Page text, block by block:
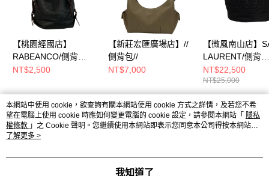
【桃園經國店】
RABEANCO/側背
包//MY15
NT$2,500
【新莊宏匯廣場店】//
側背包//
NT$7,000
【微風南山店】
LAURENT/側背
包//
NT$22,500
NT$25,000
熱門標籤
本網站中使用 cookie，欲查詢有關本網站使用 cookie 方式之詳情，及若您不希
望在電腦上使用 cookie 時應如何變更電腦的 cookie 設定，請參閱本網站「 隱私
權條款 」之 Cookie 聲明。您繼續使用本網站即表示您同意本公司得按本網站使
用條款之 Cookie 聲明使用 cookie。
了解更多 >
我知道了